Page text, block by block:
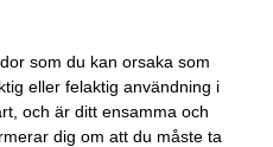
som du kan orsaka som
eller felaktig användning i
och är ditt ensamma och
dig om att du måste ta